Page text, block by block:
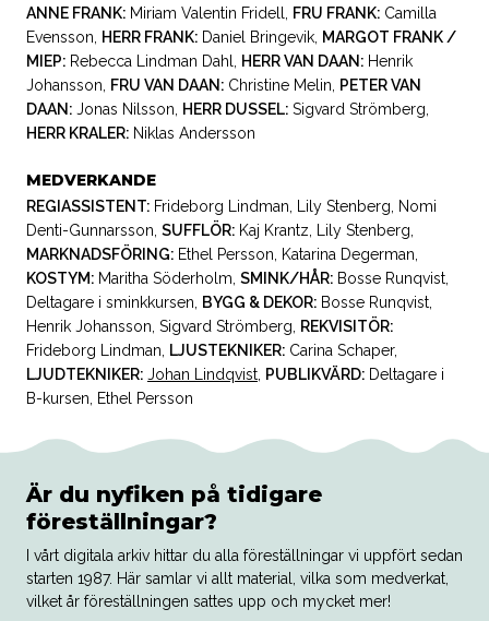
ANNE FRANK: Miriam Valentin Fridell FRU FRANK: Camilla
Evensson
HERR FRANK: Daniel Bringevik MARGOT FRANK /
MIEP: Rebecca Lindman Dahl HERR VAN DAAN: Henrik
Johansson
FRU VAN DAAN: Christine Melin
PETER VAN
DAAN: Jonas Nilsson HERR DUSSEL: Sigvard Strömberg
HERR KRALER: Niklas Andersson
MEDVERKANDE
REGIASSISTENT: Frideborg Lindman Lily Stenberg
Nomi
Denti-Gunnarsson SUFFLÖR: Kaj Krantz Lily Stenberg
MARKNADSFÖRING: Ethel Persson Katarina Degerman
KOSTYM: Maritha Söderholm SMINK/HÅR: Bosse Runqvist
Deltagare i sminkkursen
BYGG & DEKOR: Bosse Runqvist
Henrik Johansson Sigvard Strömberg
REKVISITÖR:
Frideborg Lindman
LJUSTEKNIKER: Carina Schaper,
LJUDTEKNIKER: Johan Lindqvist PUBLIKVÄRD: Deltagare i
B-kursen
Ethel Persson
Är du nyfiken på tidigare
föreställningar?
I vårt digitala arkiv hittar du alla föreställningar vi uppfört sedan
starten 1987. Här samlar vi allt material, vilka som medverkat,
vilket år föreställningen sattes upp och mycket mer!